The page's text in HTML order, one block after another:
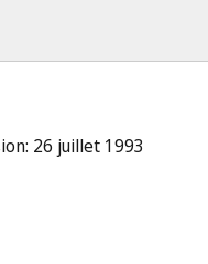
26 juillet 1993